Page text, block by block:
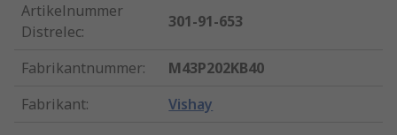
Artikelnummer
Distrelec:
301-91-653
Fabrikantnummer:
M43P202KB40
Fabrikant: Vishay